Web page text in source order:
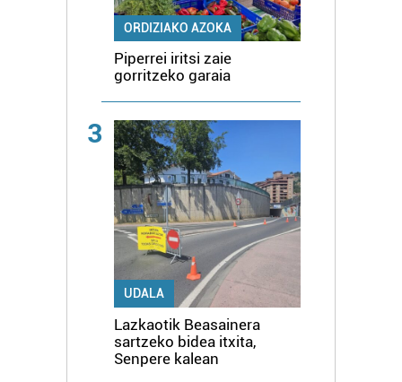
ORDIZIAKO AZOKA
Piperrei iritsi zaie
gorritzeko garaia
3
UDALA
Lazkaotik Beasainera
sartzeko bidea itxita,
Senpere kalean